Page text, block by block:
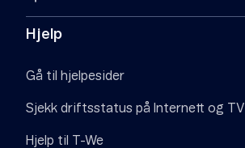
Hjelp
Gå til hjelpesider
Sjekk driftsstatus på Internett og TV
Hjelp til T-We